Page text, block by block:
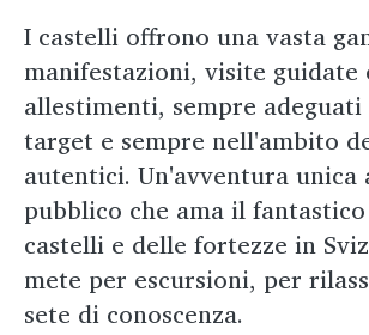
I castelli offrono una vasta
manifestazioni, visite guidate
allestimenti, sempre
target e sempre nell'ambito
autentici. Un'avventura
pubblico che ama il
castelli e delle fortezze in
mete per escursioni, per
sete di conoscenza.